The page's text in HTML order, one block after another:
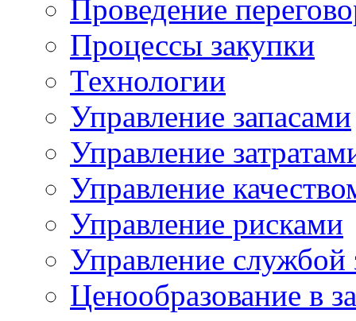
Проведение
Процессы закупки
Технологии
Управление запасами
Управление
Управление
Управление рисками
Управление службой
Ценообразование в